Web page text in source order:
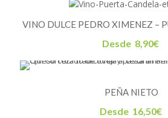
VINO DULCE PEDRO XIMENEZ –
Desde 8,90€
PEÑA NIETO
Desde 16,50€